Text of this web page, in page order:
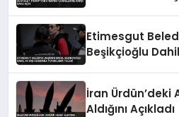
Etimesgut
Beşikçioğlu
İran Ürdün’deki
Aldığını Açıkladı